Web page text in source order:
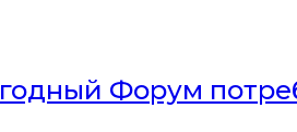
Форум